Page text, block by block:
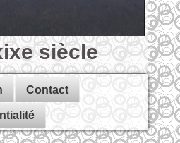
siècle
Contact